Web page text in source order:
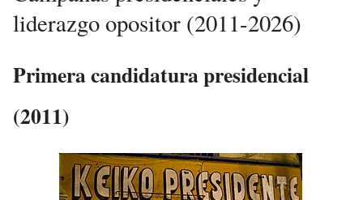
liderazgo opositor (2011-2026)
Primera candidatura presidencial
(2011)